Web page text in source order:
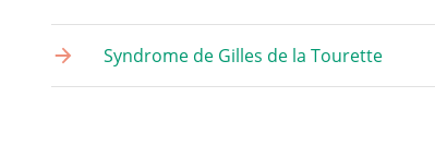
Syndrome de Gilles de la Tourette